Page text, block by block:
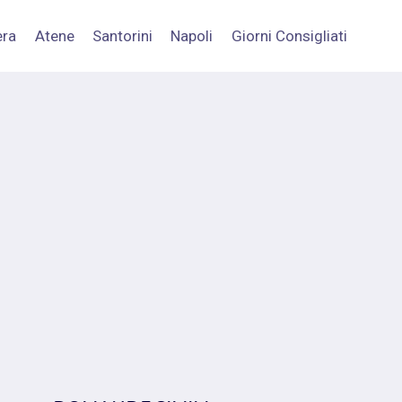
Atene Santorini Napoli Giorni Consigliati